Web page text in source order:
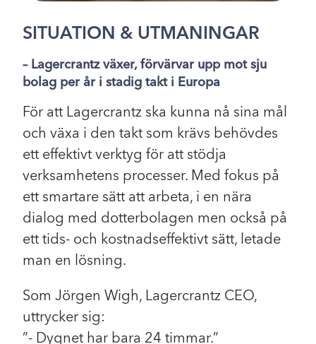
SITUATION & UTMANINGAR
– Lagercrantz växer, förvärvar upp mot sju
bolag per år i stadig takt i Europa
För att Lagercrantz ska kunna nå sina mål
och växa i den takt som krävs behövdes
ett effektivt verktyg för att stödja
verksamhetens processer. Med fokus på
ett smartare sätt att arbeta, i en nära
dialog med dotterbolagen men också på
ett tids- och kostnadseffektivt sätt, letade
man en lösning.
Som Jörgen Wigh, Lagercrantz CEO,
uttrycker sig:
”- Dygnet har bara 24 timmar.”